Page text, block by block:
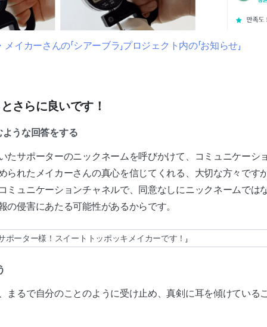
イカーさんの「シアーブラ」プロジェクト内の「お知らせ」
さらに良いです！
ような回答をする
たサポーターのニックネームを呼びかけて、コミュニケーシ
られたメイカーさんの真心を信じてくれる、大切な方々です
ミュニケーションチャネルで、同意なしにニックネームでは
の侵害にあたる可能性があるからです。
ポーター様！スイートトッポッキメイカーです！」
まるで自分のことのように受け止め、真剣に耳を傾けている